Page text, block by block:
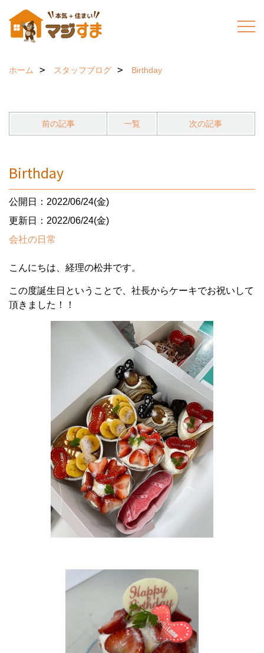
ホーム スタッフブログ Birthday
前の記事 一覧 次の記事
Birthday
公開日：2022/06/24(金)
更新日：2022/06/24(金)
会社の日常
こんにちは、経理の松井です。
この度誕生日ということで、社長からケーキでお祝いして
頂きました！！